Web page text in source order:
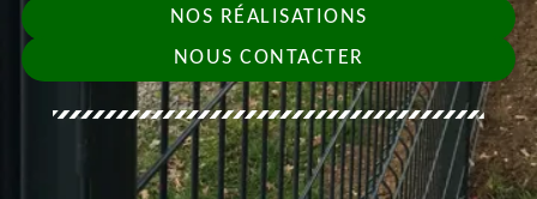
NOS RÉALISATIONS
NOUS CONTACTER